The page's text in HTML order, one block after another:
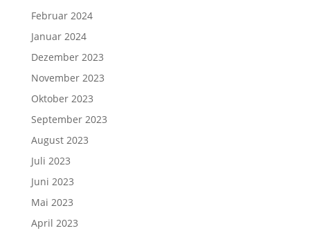
Februar 2024
Januar 2024
Dezember 2023
November 2023
Oktober 2023
September 2023
August 2023
Juli 2023
Juni 2023
Mai 2023
April 2023